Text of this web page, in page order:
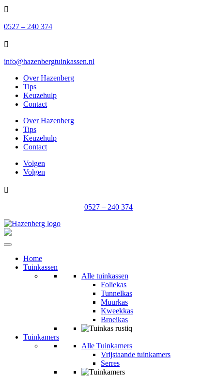

0527 – 240 374

info@hazenbergtuinkassen.nl
Over Hazenberg
Tips
Keuzehulp
Contact
Over Hazenberg
Tips
Keuzehulp
Contact
Volgen
Volgen

0527 – 240 374
Home
Tuinkassen
Alle tuinkassen
Foliekas
Tunnelkas
Muurkas
Kweekkas
Broeikas
Tuinkamers
Alle Tuinkamers
Vrijstaande tuinkamers
Serres